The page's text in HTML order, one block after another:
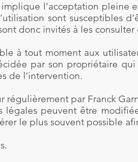
implique l’acceptation pleine
sont susceptibles
donc invités à les
à tout moment aux
par son propriétaire qui
de l’intervention.
régulièrement par Franck
légales peuvent être
le plus souvent possible